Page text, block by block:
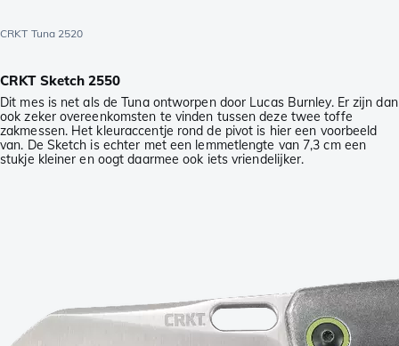
CRKT Tuna 2520
CRKT Sketch 2550
Dit mes is net als de Tuna ontworpen door Lucas Burnley. Er zijn dan
ook zeker overeenkomsten te vinden tussen deze twee toffe
zakmessen. Het kleuraccentje rond de pivot is hier een voorbeeld
van. De Sketch is echter met een lemmetlengte van 7,3 cm een
stukje kleiner en oogt daarmee ook iets vriendelijker.